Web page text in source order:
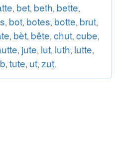
, bet, beth, bette,
, bot, botes, botte, brut,
, bèt, bête, chut, cube,
, jute, lut, luth, lutte,
, tute, ut, zut.